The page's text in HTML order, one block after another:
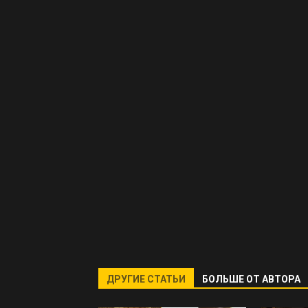
ДРУГИЕ СТАТЬИ БОЛЬШЕ ОТ АВТОРА